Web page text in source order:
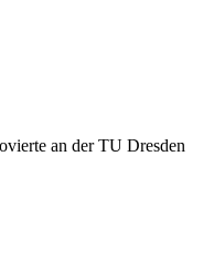
an der TU Dresden